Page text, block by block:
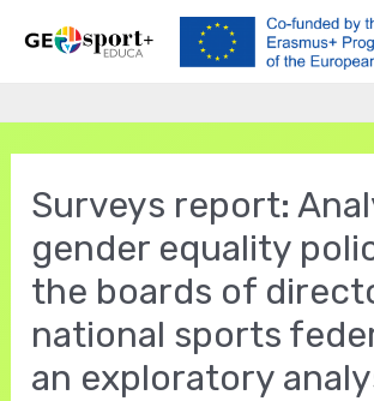
Surveys report:
gender equality
the boards of
national sports
an exploratory